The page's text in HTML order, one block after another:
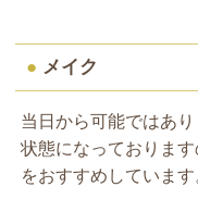
● メイク
当日から可能ではあ
状態になっておりま
をおすすめしています